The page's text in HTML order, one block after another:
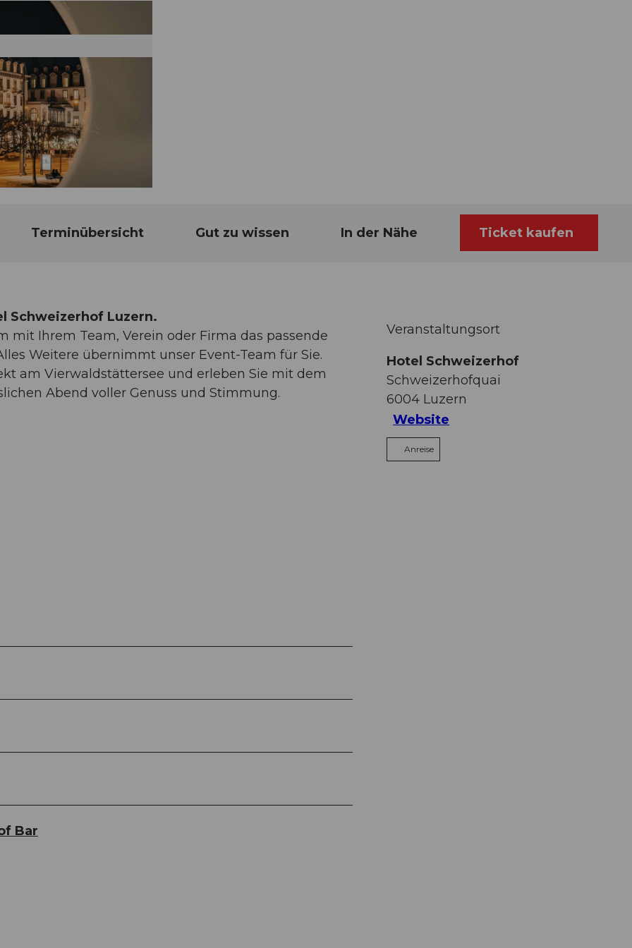
Terminübersicht Gut zu wissen In der Nähe Ticket kaufen
Schweizerhof Luzern.
Ihrem Team, Verein oder Firma das passende
Weitere übernimmt unser Event-Team für Sie.
am Vierwaldstättersee und erleben Sie mit dem
Abend voller Genuss und Stimmung.
Bar
Veranstaltungsort
Hotel Schweizerhof
Schweizerhofquai
6004 Luzern
Website
Anreise